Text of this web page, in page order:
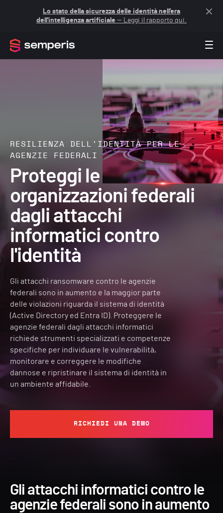
Lo stato della sicurezza delle identità nell'era
dell'intelligenza artificiale — Leggi il rapporto qui.
RESILIENZA DELL'IDENTITÀ PER LE
AGENZIE FEDERALI
Proteggi le
organizzazioni federali
dagli attacchi
informatici contro
l'identità
Gli attacchi ransomware contro le agenzie
federali sono in aumento e la maggior parte
delle violazioni riguarda il sistema di identità
(Active Directory ed Entra ID). Proteggere le
agenzie federali dagli attacchi informatici
richiede strumenti specializzati e competenze
specifiche per individuare le vulnerabilità,
monitorare e correggere le modifiche
dannose e ripristinare il sistema di identità in
un ambiente affidabile.
RICHIEDI UNA DEMO
Gli attacchi informatici contro le
agenzie federali sono in aumento